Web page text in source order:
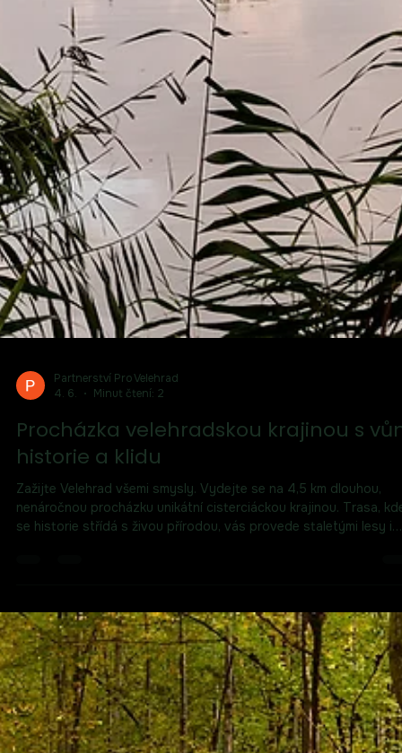
Partnerství Pro Velehrad
4. 6.
Minut čtení: 2
Procházka velehradskou krajinou s
historie a klidu
Zažijte Velehrad všemi smysly. Vydejte se na 4,5 km dlouhou,
nenáročnou procházku unikátní cisterciáckou krajinou. Trasa,